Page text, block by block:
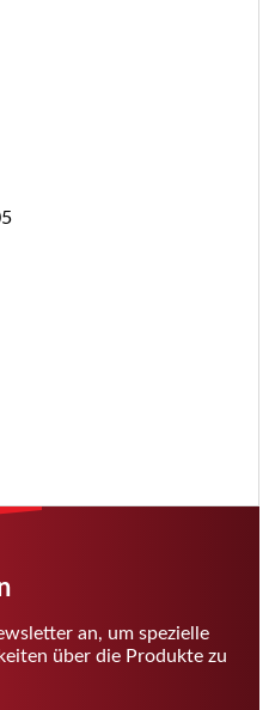
an, um spezielle
über die Produkte zu